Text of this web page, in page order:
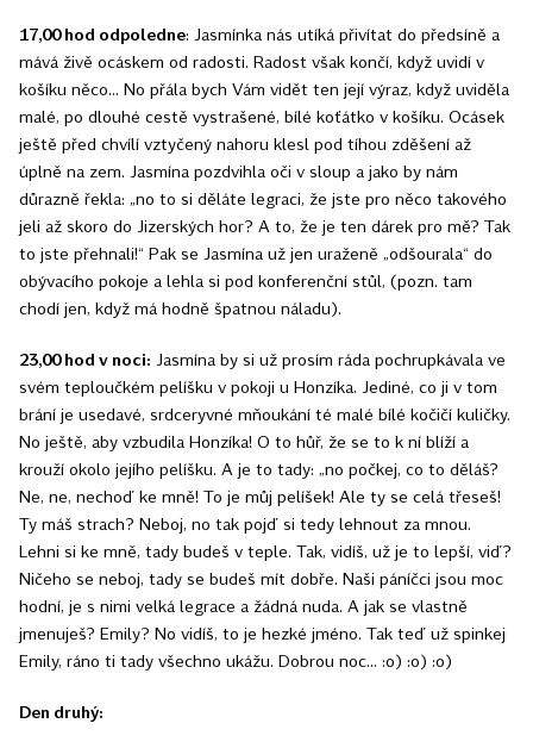
17,00 hod odpoledne: Jasmínka nás utíká přivítat do předsíně a
mává živě ocáskem od radosti. Radost však končí, když uvidí v
košíku něco… No přála bych Vám vidět ten její výraz, když uviděla
malé, po dlouhé cestě vystrašené, bílé koťátko v košíku. Ocásek
ještě před chvílí vztyčený nahoru klesl pod tíhou zděšení až
úplně na zem. Jasmína pozdvihla oči v sloup a jako by nám
důrazně řekla: „no to si děláte legraci, že jste pro něco takového
jeli až skoro do Jizerských hor? A to, že je ten dárek pro mě? Tak
to jste přehnali!“ Pak se Jasmína už jen uraženě „odšourala“ do
obývacího pokoje a lehla si pod konferenční stůl, (pozn. tam
chodí jen, když má hodně špatnou náladu).
23,00 hod v noci: Jasmína by si už prosím ráda pochrupkávala ve
svém teploučkém pelíšku v pokoji u Honzíka. Jediné, co ji v tom
brání je usedavé, srdceryvné mňoukání té malé bílé kočičí kuličky.
No ještě, aby vzbudila Honzíka! O to hůř, že se to k ní blíží a
krouží okolo jejího pelíšku. A je to tady: „no počkej, co to děláš?
Ne, ne, nechoď ke mně! To je můj pelíšek! Ale ty se celá třeseš!
Ty máš strach? Neboj, no tak pojď si tedy lehnout za mnou.
Lehni si ke mně, tady budeš v teple. Tak, vidíš, už je to lepší, viď?
Ničeho se neboj, tady se budeš mít dobře. Naši páníčci jsou moc
hodní, je s nimi velká legrace a žádná nuda. A jak se vlastně
jmenuješ? Emily? No vidíš, to je hezké jméno. Tak teď už spinkej
Emily, ráno ti tady všechno ukážu. Dobrou noc... :o) :o) :o)
Den druhý: